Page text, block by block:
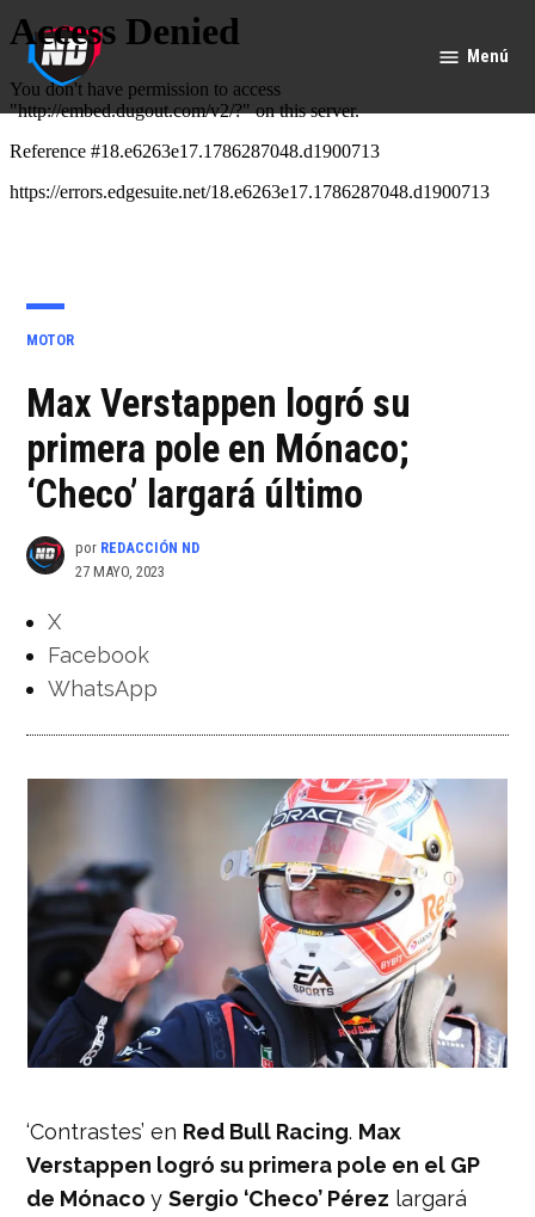
Saltar
al
contenido
Deportes
Menú
PUBLICADO
MOTOR
Max Verstappen logró su
primera pole en Mónaco;
‘Checo’ largará último
por REDACCIÓN ND
27 MAYO, 2023
X
Facebook
WhatsApp
‘Contrastes’ en Red Bull Racing. Max
Verstappen logró su primera pole en el GP
de MónacoySergio ‘Checo’ Pérez largará